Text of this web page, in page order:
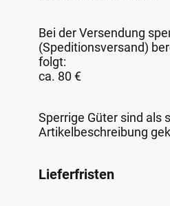
Bei der Versendung
(Speditionsversand)
folgt:
ca. 80 €
Sperrige Güter sind als
Artikelbeschreibung
Lieferfristen